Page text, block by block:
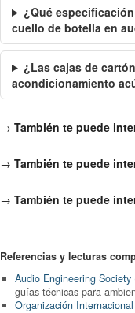
¿Qué
cuello de botella en
¿Las cajas de
acondicionamiento
→ También te puede
→ También te puede
→ También te puede
Referencias y lecturas
Audio Engineering Society
guías técnicas para
Organización